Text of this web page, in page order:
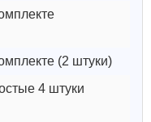
(2 штуки)
4 штуки